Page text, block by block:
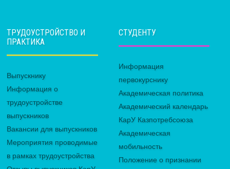
ТРУДОУСТРОЙСТВО И
ПРАКТИКА
Выпускнику
Информация о
трудоустройстве
выпускников
Вакансии для выпускников
Мероприятия проводимые
в рамках трудоустройства
СТУДЕНТУ
Информация
первокурснику
Академическая политика
Академический календарь
КарУ Казпотребсоюза
Академическая
мобильность
Положение о признании